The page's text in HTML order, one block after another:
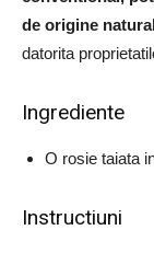
de origine
datorita
Ingrediente
O rosie taiata
Instructiuni